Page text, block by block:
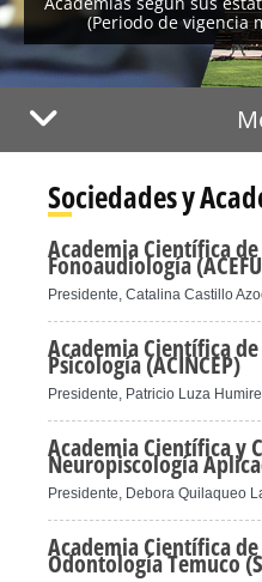
(Periodo de vigencia
Sociedades y
Academia Científica
Fonoaudiología
Presidente, Catalina Castillo
Academia Científica
Psicología (ACINCEP)
Presidente, Patricio Luza Humire
Academia Científica y
Neuropiscología
Presidente, Debora Quilaqueo
Academia Científica
Odontología Temuco